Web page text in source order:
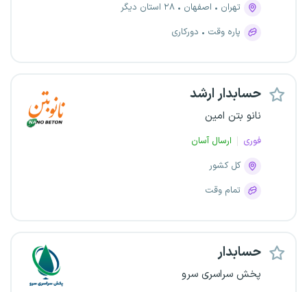
تهران
اصفهان
۲۸ استان دیگر
پاره وقت
دورکاری
حسابدار ارشد
نانو بتن امین
فوری
ارسال آسان
کل کشور
تمام وقت
حسابدار
پخش سراسری سرو